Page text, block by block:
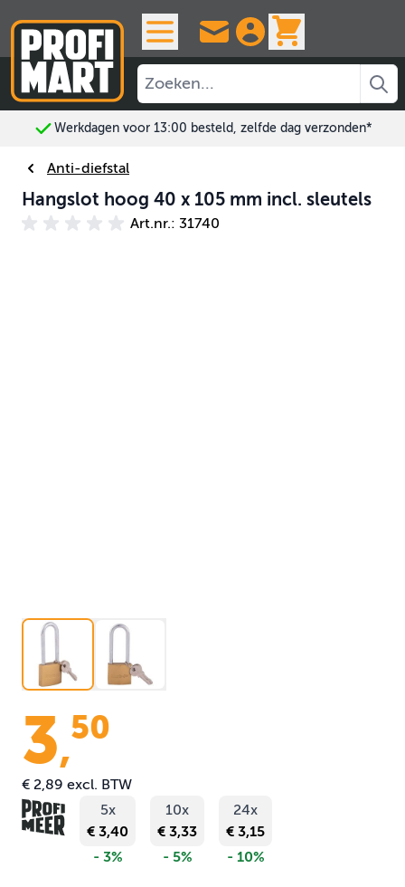
Werkdagen voor 13:00 besteld, zelfde dag verzonden*
Anti-diefstal
Hangslot hoog 40 x 105 mm incl. sleutels
Art.nr.: 31740
3,50
€ 2,89 excl. BTW
5x
€ 3,40
- 3%
10x
€ 3,33
- 5%
24x
€ 3,15
- 10%